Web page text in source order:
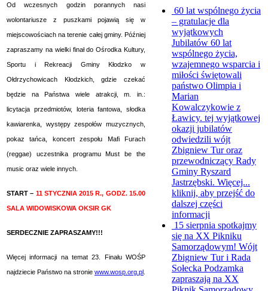
Od wczesnych godzin porannych nasi
wolontariusze z puszkami pojawią się w
miejscowościach na terenie całej gminy. Później
zapraszamy na wielki finał do Ośrodka Kultury,
Sportu i Rekreacji Gminy Kłodzko w
Ołdrzychowicach Kłodzkich, gdzie czekać
będzie na Państwa wiele atrakcji, m. in.:
licytacja przedmiotów, loteria fantowa, słodka
kawiarenka, występy zespołów muzycznych,
pokaz tańca, koncert zespołu Mafi Furach
(reggae) uczestnika programu Must be the
music oraz wiele innych.
START – 11 STYCZNIA 2015 R., GODZ. 15.00
SALA WIDOWISKOWA OKSIR GK
SERDECZNIE ZAPRASZAMY!!!
Więcej informacji na temat 23. Finału WOŚP
najdziecie Państwo na stronie www.wosp.org.pl
60 lat wspólnego życia
– gratulacje dla
wyjątkowych
Jubilatów 60 lat
wspólnego życia,
wzajemnego wsparcia i
miłości świętowali
państwo Olimpia i
Marian
Kowalczykowie z
Ławicy. tej wyjątkowej
okazji jubilatów
odwiedzili wójt
Zbigniew Tur oraz
przewodniczący Rady
Gminy Ryszard
Jastrzębski. Więcej...
kliknij, aby przejść do
dalszej części
informacji
15 sierpnia spotkajmy
się na XX Pikniku
Samorządowym! Wójt
Zbigniew Tur i Rada
Sołecka Podzamka
zapraszają na XX